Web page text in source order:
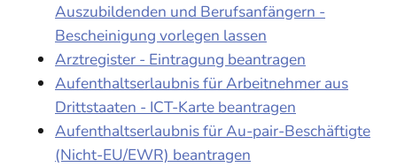
Auszubildenden und Berufsanfängern -
Bescheinigung vorlegen lassen
Arztregister - Eintragung beantragen
Aufenthaltserlaubnis für Arbeitnehmer aus
Drittstaaten - ICT-Karte beantragen
Aufenthaltserlaubnis für Au-pair-Beschäftigte
(Nicht-EU/EWR) beantragen